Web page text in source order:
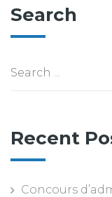
Search
Recent
Concours